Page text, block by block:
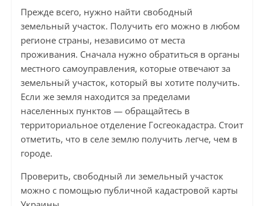
Прежде всего, нужно найти свободный
земельный участок. Получить его можно в любом
регионе страны, независимо от места
проживания. Сначала нужно обратиться в органы
местного самоуправления, которые отвечают за
земельный участок, который вы хотите получить.
Если же земля находится за пределами
населенных пунктов — обращайтесь в
территориальное отделение Госгеокадастра. Стоит
отметить, что в селе землю получить легче, чем в
городе.
Проверить, свободный ли земельный участок
можно с помощью публичной кадастровой карты